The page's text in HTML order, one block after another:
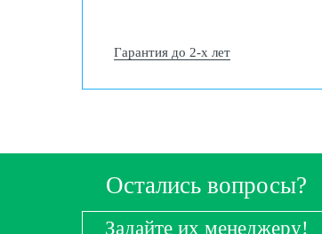
Гарантия до 2-х лет
Остались вопросы?
Задайте их менеджеру!